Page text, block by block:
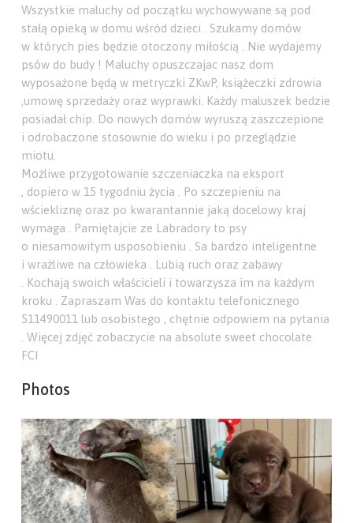
Wszystkie maluchy od początku wychowywane są pod
stałą opieką w domu wśród dzieci . Szukamy domów
w których pies będzie otoczony miłością . Nie wydajemy
psów do budy ! Maluchy opuszczajac nasz dom
wyposażone będą w metryczki ZKwP, książeczki zdrowia
,umowę sprzedaży oraz wyprawki. Każdy maluszek bedzie
posiadał chip. Do nowych domów wyruszą zaszczepione
i odrobaczone stosownie do wieku i po przeglądzie
miotu.
Możliwe przygotowanie szczeniaczka na eksport
, dopiero w 15 tygodniu życia . Po szczepieniu na
wściekliznę oraz po kwarantannie jaką docelowy kraj
wymaga . Pamiętajcie ze Labradory to psy
o niesamowitym usposobieniu . Sa bardzo inteligentne
i wrażliwe na człowieka . Lubią ruch oraz zabawy
. Kochają swoich właścicieli i towarzysza im na każdym
kroku . Zapraszam Was do kontaktu telefonicznego
511490011 lub osobistego , chętnie odpowiem na pytania
. Więcej zdjęć zobaczycie na absolute sweet chocolate
FCI
Photos